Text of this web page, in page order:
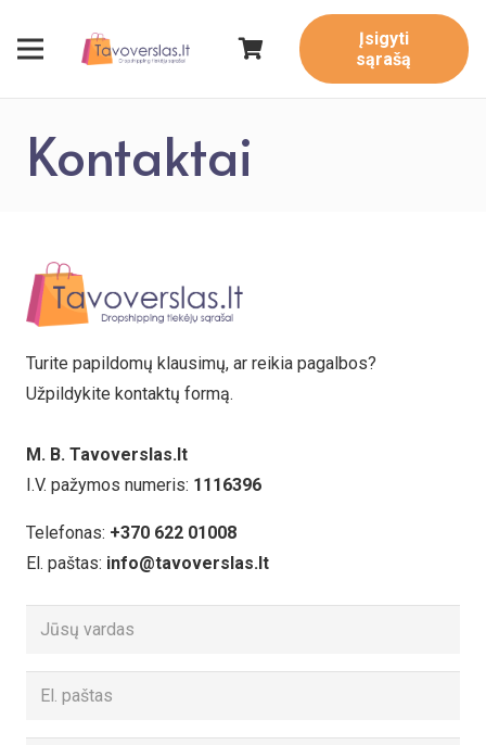
Įsigyti
sąrašą
Kontaktai
Turite papildomų klausimų, ar reikia pagalbos?
Užpildykite kontaktų formą.
M. B. Tavoverslas.lt
I.V. pažymos numeris: 1116396
Telefonas: +370 622 01008
El. paštas: info@tavoverslas.lt